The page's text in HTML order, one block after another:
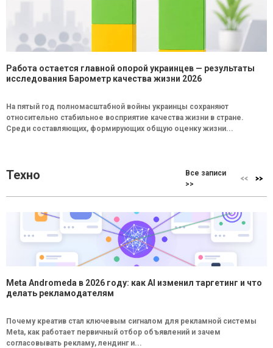
Работа остается главной опорой украинцев — результаты
исследования Барометр качества жизни 2026
На пятый год полномасштабной войны украинцы сохраняют
относительно стабильное восприятие качества жизни в стране.
Среди составляющих, формирующих общую оценку жизни...
Техно
Все записи
>>
Meta Andromeda в 2026 году: как AI изменил таргетинг и что
делать рекламодателям
Почему креатив стал ключевым сигналом для рекламной системы
Meta, как работает первичный отбор объявлений и зачем
согласовывать рекламу, лендинг и...